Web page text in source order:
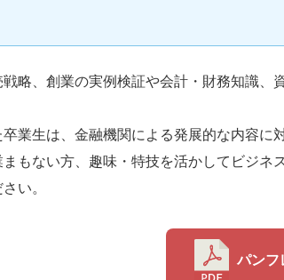
略、創業の実例検証や会計・財務知識
業生は、金融機関による発展的な内容
もない方、趣味・特技を活かしてビジネ
い。
パンフ